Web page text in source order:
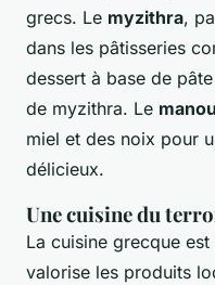
grecs. Le myzithra,
dans les pâtisseries
dessert à base de
de myzithra. Le
miel et des noix pour
délicieux.
Une cuisine du
La cuisine grecque
valorise les produits